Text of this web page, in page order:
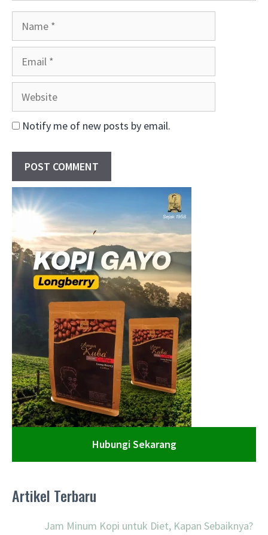
Website
Notify me of new posts by email.
Hubungi Sekarang
Artikel Terbaru
Jam Minum Kopi untuk Diet, Kapan Sebaiknya?